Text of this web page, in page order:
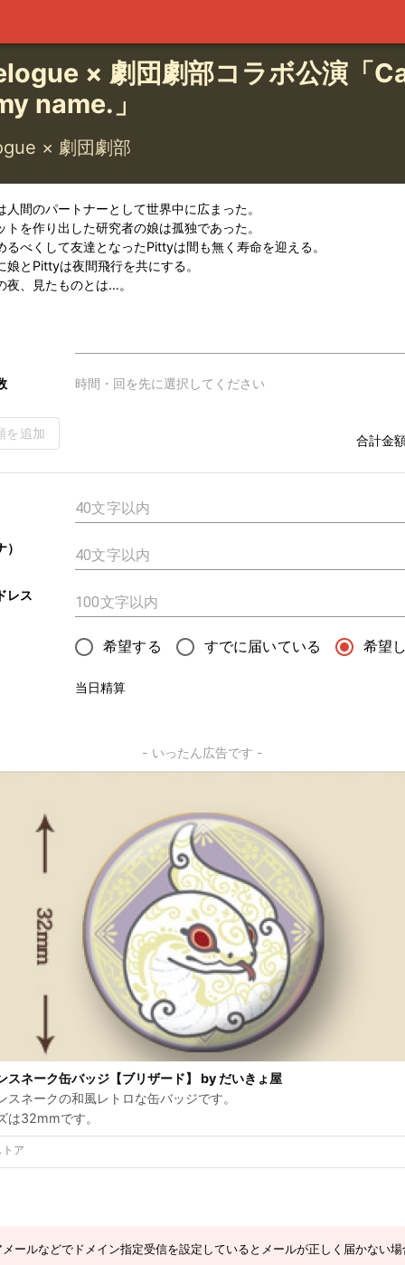
× 劇団劇部コラボ公演「
name.」
× 劇団劇部
人間のパートナーとして世界中に広まった。
トを作り出した研究者の娘は孤独であった。
るべくして友達となったPittyは間も無く寿命を迎える。
娘とPittyは夜間飛行を共にする。
夜、見たものとは…。
時間・回を先に選択してください
を追加 合計
レス
希望する すでに届いている 希望
当日精算
- いったん広告です -
スネーク缶バッジ【ブリザード】 by だいきょ屋
スネークの和風レトロな缶バッジです。
は32mmです。
ア
メールなどでドメイン指定受信を設定しているとメールが正しく届かない